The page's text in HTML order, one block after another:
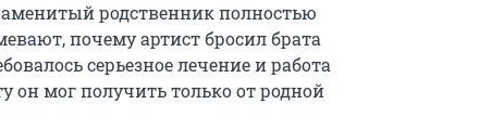
родственник полностью
почему артист бросил брата
серьезное лечение и работа
он мог получить только от родной